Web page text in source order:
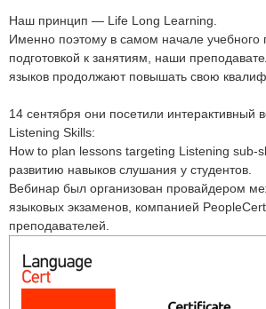
Наш принцип — Life Long Learning.⠀
Именно поэтому в самом начале учебного
подготовкой к занятиям, наши
языков продолжают повышать свою
14 сентября они посетили интерактивный
Listening Skills:
How to plan lessons targeting Listening sub-
развитию навыков слушания у студентов.
Вебинар был организован провайдером
языковых экзаменов, компанией
преподавателей.